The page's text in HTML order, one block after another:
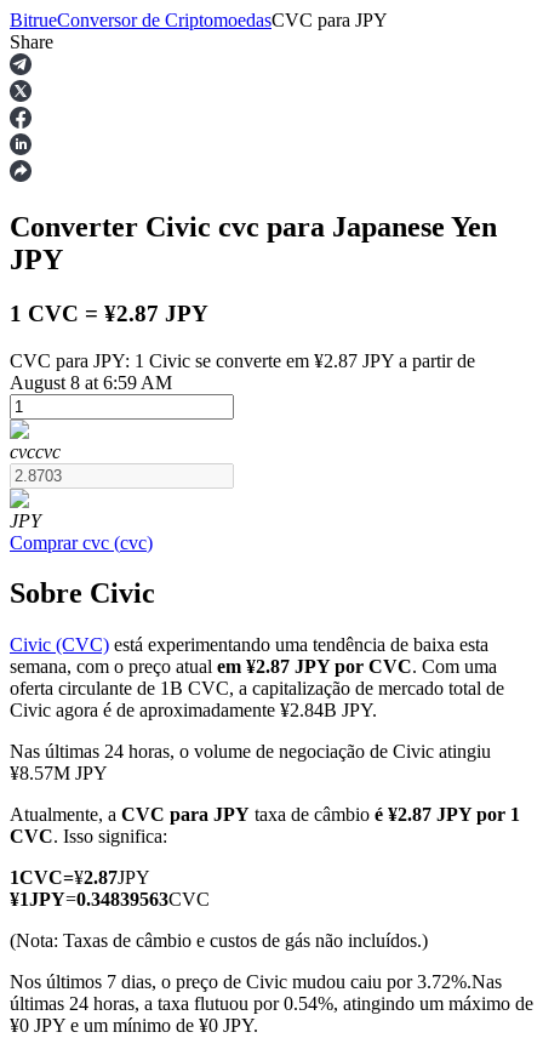
Futuros
Futuros de USDT
Futuros COIN-M
Futuros de criptomoeda
TradFi
Derivativos de ações, câmbio, metais preciosos e commodities
BitrueConversor de CriptomoedasCVC para JPY
Share
Converter Civic cvc para Japanese Yen
JPY
1 CVC = ¥2.87 JPY
CVC para JPY: 1 Civic se converte em ¥2.87 JPY a partir de
August 8 at 6:59 AM
cvccvc
JPY
Comprar cvc (cvc)
Sobre Civic
Civic (CVC) está experimentando uma tendência de baixa esta
semana, com o preço atual em ¥2.87 JPY por CVC. Com uma
oferta circulante de 1B CVC, a capitalização de mercado total de
Civic agora é de aproximadamente ¥2.84B JPY.
Nas últimas 24 horas, o volume de negociação de Civic atingiu
¥8.57M JPY
Atualmente, a CVC para JPY taxa de câmbio é ¥2.87 JPY por 1
CVC. Isso significa:
1CVC=¥2.87JPY
¥1JPY=0.34839563CVC
(Nota: Taxas de câmbio e custos de gás não incluídos.)
Nos últimos 7 dias, o preço de Civic mudou caiu por 3.72%.Nas
últimas 24 horas, a taxa flutuou por 0.54%, atingindo um máximo de
¥0 JPY e um mínimo de ¥0 JPY.